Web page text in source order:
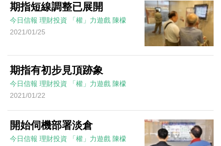
期指短線調整已展開
今日信報 理財投資 「權」力遊戲 陳檬
2021/01/25
期指有初步見頂跡象
今日信報 理財投資 「權」力遊戲 陳檬
2021/01/22
開始伺機部署淡倉
今日信報 理財投資 「權」力遊戲 陳檬